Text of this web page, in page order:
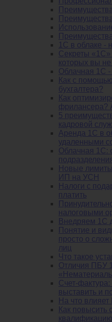
1С в облаке -
Секреты
которых вы не
Облачная 1С
Как с
бухгалтера?
Как
фрилансера?
5
кадровой
Аренда 1С в
удаленными
Облачная 1С:
Новые
ИП на УСН
Налоги с
платить
налоговыми
Внедряем 1С
Понятие и
просто о
лиц
Что такое
Отличия ПБУ
Счет-
выставить и
На что
Как повысить